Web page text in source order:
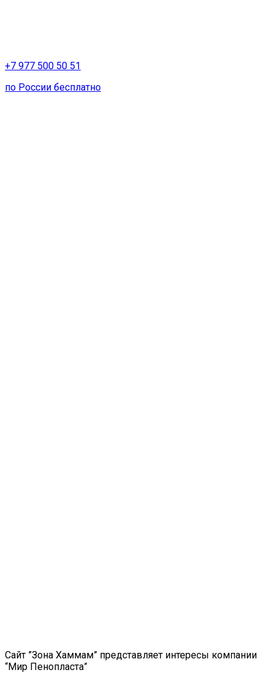
+7 977 500 50 51
по России бесплатно
Сайт ”Зона Хаммам” представляет интересы компании
“Мир Пенопласта”